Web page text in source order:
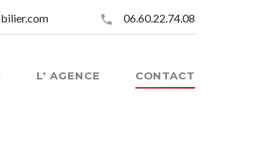
06.60.22.74.08
L' AGENCE CONTACT